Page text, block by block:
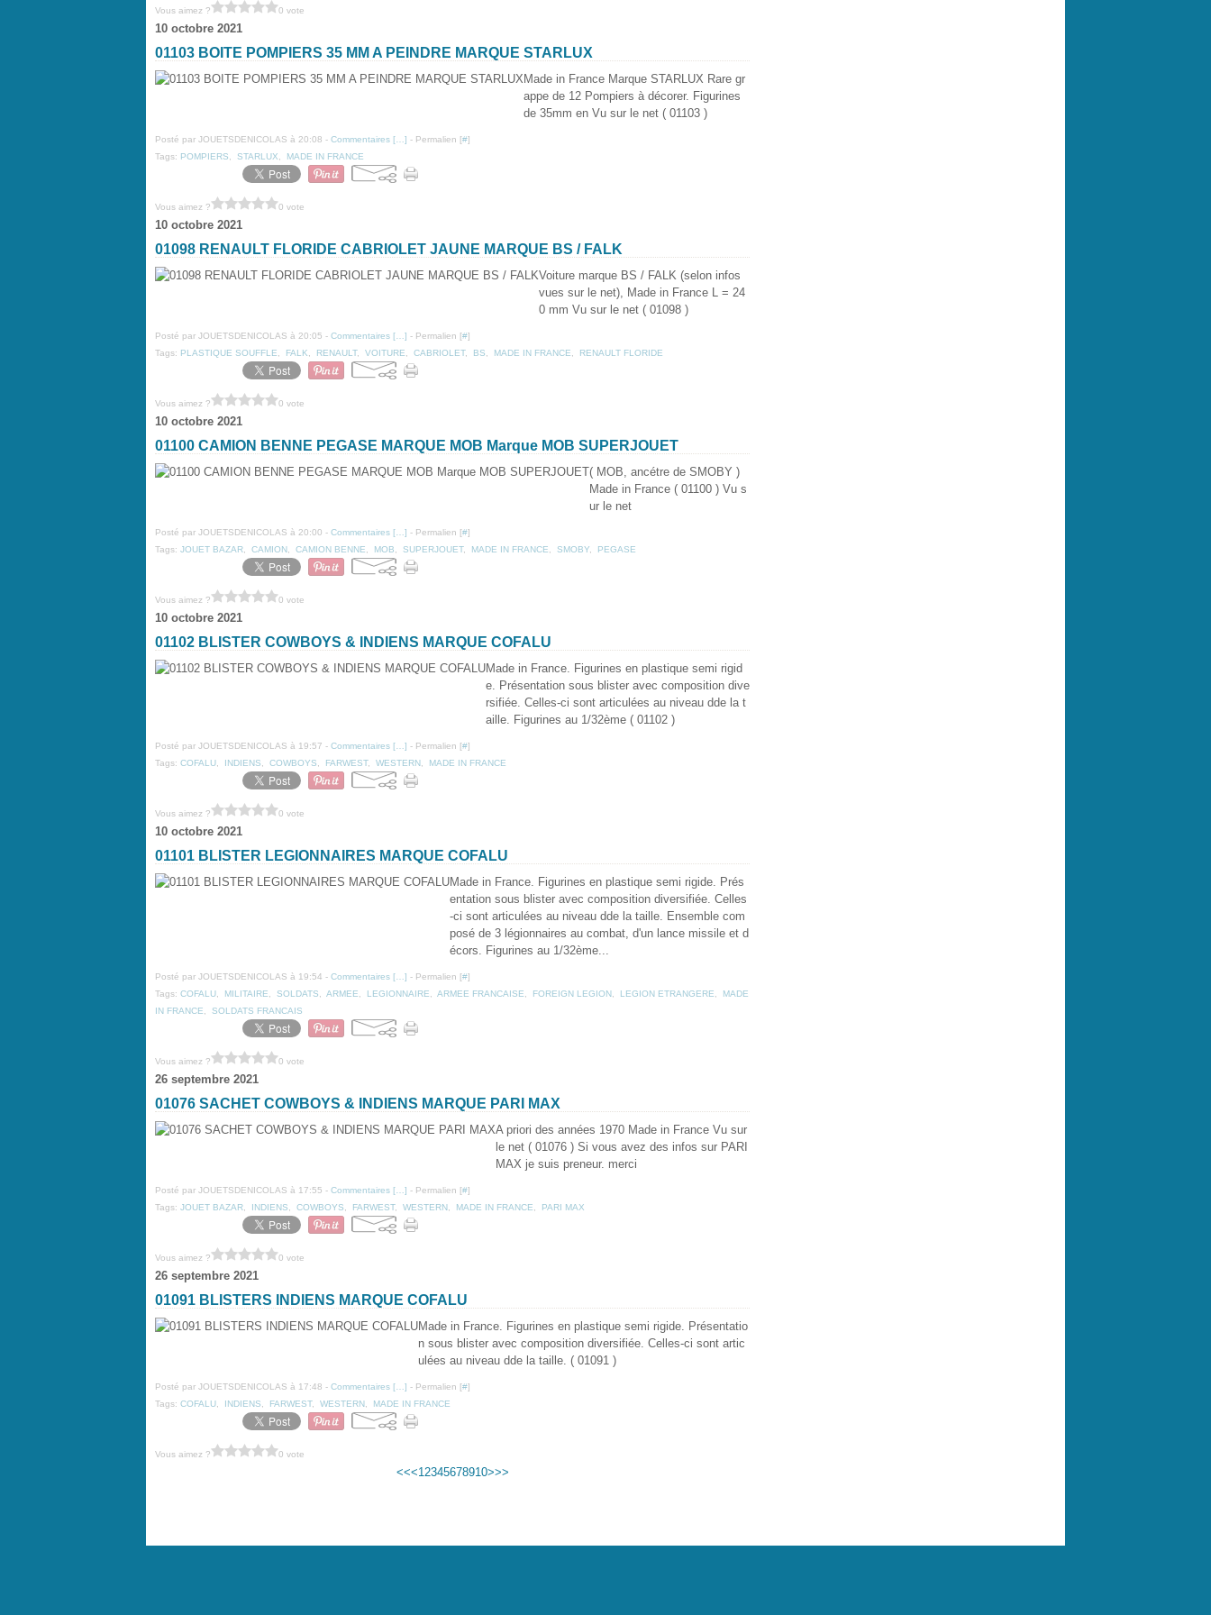
Vous aimez ? 0 vote
10 octobre 2021
01103 BOITE POMPIERS 35 MM A PEINDRE MARQUE STARLUX
Made in France Marque STARLUX Rare gr
appe de 12 Pompiers à décorer. Figurines
de 35mm en Vu sur le net ( 01103 )
Posté par JOUETSDENICOLAS à 20:08 - Commentaires [ ] - Permalien [#]
Tags: POMPIERS STARLUX MADE IN FRANCE
Vous aimez ? 0 vote
10 octobre 2021
01098 RENAULT FLORIDE CABRIOLET JAUNE MARQUE BS / FALK
Voiture marque BS / FALK (selon infos
vues sur le net), Made in France L = 24
0 mm Vu sur le net ( 01098 )
Posté par JOUETSDENICOLAS à 20:05 - Commentaires [ ] - Permalien [#]
Tags: PLASTIQUE SOUFFLE FALK RENAULT, VOITURE CABRIOLET, BS MADE IN FRANCE RENAULT FLORIDE
Vous aimez ? 0 vote
10 octobre 2021
01100 CAMION BENNE PEGASE MARQUE MOB Marque MOB SUPERJOUET
( MOB, ancétre de SMOBY )
Made in France ( 01100 ) Vu s
ur le net
Posté par JOUETSDENICOLAS à 20:00 - Commentaires [ ] - Permalien [#]
Tags: JOUET BAZAR CAMION CAMION BENNE MOB SUPERJOUET, MADE IN FRANCE SMOBY PEGASE
Vous aimez ? 0 vote
10 octobre 2021
01102 BLISTER COWBOYS & INDIENS MARQUE COFALU
Made in France. Figurines en plastique semi rigid
e. Présentation sous blister avec composition dive
rsifiée. Celles-ci sont articulées au niveau dde la t
aille. Figurines au 1/32ème ( 01102 )
Posté par JOUETSDENICOLAS à 19:57 - Commentaires [ ] - Permalien [#]
Tags: COFALU INDIENS COWBOYS FARWEST, WESTERN MADE IN FRANCE
Vous aimez ? 0 vote
10 octobre 2021
01101 BLISTER LEGIONNAIRES MARQUE COFALU
Made in France. Figurines en plastique semi rigide. Prés
entation sous blister avec composition diversifiée. Celles
-ci sont articulées au niveau dde la taille. Ensemble com
posé de 3 légionnaires au combat, d'un lance missile et d
écors. Figurines au 1/32ème...
Posté par JOUETSDENICOLAS à 19:54 - Commentaires [ ] - Permalien [#]
Tags: COFALU MILITAIRE SOLDATS ARMEE LEGIONNAIRE ARMEE FRANCAISE FOREIGN LEGION LEGION ETRANGERE
MADE
IN FRANCE
SOLDATS FRANCAIS
Vous aimez ? 0 vote
26 septembre 2021
01076 SACHET COWBOYS & INDIENS MARQUE PARI MAX
A priori des années 1970 Made in France Vu sur
le net ( 01076 ) Si vous avez des infos sur PARI
MAX je suis preneur. merci
Posté par JOUETSDENICOLAS à 17:55 - Commentaires [ ] - Permalien [#]
Tags: JOUET BAZAR INDIENS COWBOYS FARWEST, WESTERN MADE IN FRANCE PARI MAX
Vous aimez ? 0 vote
26 septembre 2021
01091 BLISTERS INDIENS MARQUE COFALU
Made in France. Figurines en plastique semi rigide. Présentatio
n sous blister avec composition diversifiée. Celles-ci sont artic
ulées au niveau dde la taille. ( 01091 )
Posté par JOUETSDENICOLAS à 17:48 - Commentaires [ ] - Permalien [#]
Tags: COFALU INDIENS FARWEST, WESTERN MADE IN FRANCE
Vous aimez ? 0 vote
<<<12345678910
20
30
40 >>>